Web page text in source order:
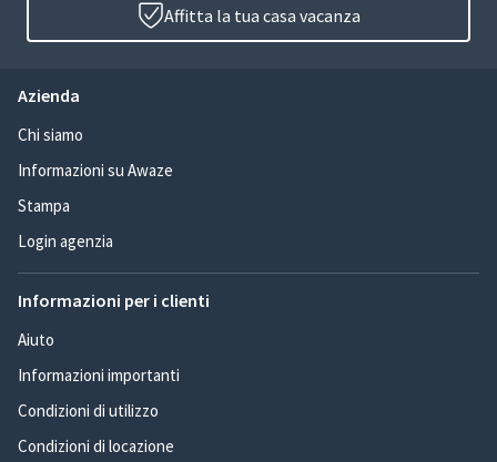
Affitta la tua casa vacanza
Azienda
Chi siamo
Informazioni su Awaze
Stampa
Login agenzia
Informazioni per i clienti
Aiuto
Informazioni importanti
Condizioni di utilizzo
Condizioni di locazione